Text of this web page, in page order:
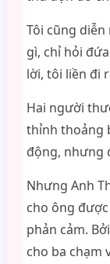
Tôi cũng
gì, chỉ hỏi
lời, tôi liền đi
Hai người
thỉnh thoảng
động, nhưng
Nhưng Anh
cho ông
phản cảm.
cho ba chạm